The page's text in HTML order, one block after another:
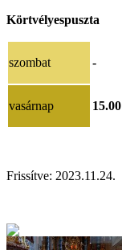
Körtvélyespuszta
szombat -
vasárnap 15.00
Frissítve: 2023.11.24.